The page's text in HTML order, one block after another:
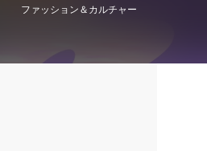
ファッション＆カルチャー